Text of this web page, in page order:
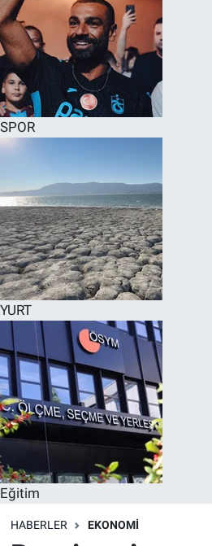
SPOR
YURT
Eğitim
HABERLER EKONOMI